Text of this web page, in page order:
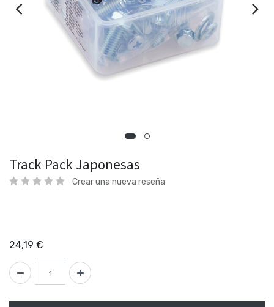
Track Pack Japonesas
Crear una nueva reseña
24,19 €